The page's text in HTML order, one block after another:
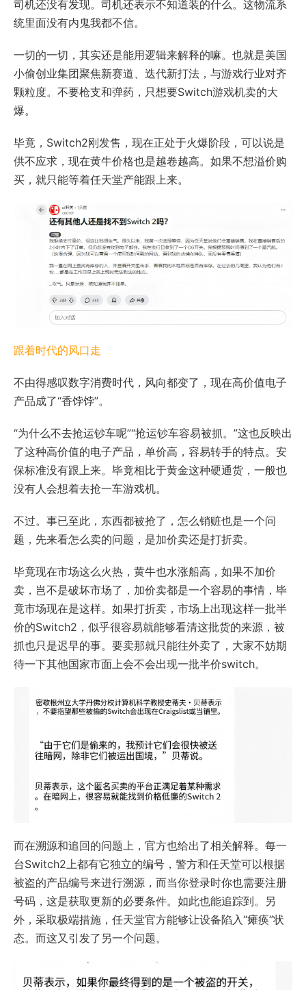
司机还没有发现。司机还表示不知道装的什么。这物流系
统里面没有内鬼我都不信。
一切的一切，其实还是能用逻辑来解释的嘛。也就是美国
小偷创业集团聚焦新赛道、迭代新打法，与游戏行业对齐
颗粒度。不要枪支和弹药，只想要Switch游戏机卖的大
爆。
毕竟，Switch2刚发售，现在正处于火爆阶段，可以说是
供不应求，现在黄牛价格也是越卷越高。如果不想溢价购
买，就只能等着任天堂产能跟上来。
跟着时代的风口走
不由得感叹数字消费时代，风向都变了，现在高价值电子
产品成了“香饽饽”。
“为什么不去抢运钞车呢”“抢运钞车容易被抓。”这也反映出
了这种高价值的电子产品，单价高，容易转手的特点。安
保标准没有跟上来。毕竟相比于黄金这种硬通货，一般也
没有人会想着去抢一车游戏机。
不过。事已至此，东西都被抢了，怎么销赃也是一个问
题，先来看怎么卖的问题，是加价卖还是打折卖。
毕竟现在市场这么火热，黄牛也水涨船高，如果不加价
卖，岂不是破坏市场了，加价卖都是一个容易的事情，毕
竟市场现在是这样。如果打折卖，市场上出现这样一批半
价的Switch2，似乎很容易就能够看清这批货的来源，被
抓也只是迟早的事。要卖那就只能往外卖了，大家不妨期
待一下其他国家市面上会不会出现一批半价switch。
而在溯源和追回的问题上，官方也给出了相关解释。每一
台Switch2上都有它独立的编号，警方和任天堂可以根据
被盗的产品编号来进行溯源，而当你登录时你也需要注册
号码，这是获取更新的必要条件。如此也能追踪到。另
外，采取极端措施，任天堂官方能够让设备陷入“瘫痪”状
态。而这又引发了另一个问题。